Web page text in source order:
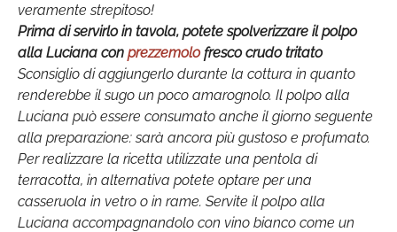
veramente strepitoso!
Prima di servirlo in tavola, potete spolverizzare il polpo
alla Luciana con prezzemolofresco crudo tritato
Sconsiglio di aggiungerlo durante la cottura in quanto
renderebbe il sugo un poco amarognolo. Il polpo alla
Luciana può essere consumato anche il giorno seguente
alla preparazione: sarà ancora più gustoso e profumato.
Per realizzare la ricetta utilizzate una pentola di
terracotta, in alternativa potete optare per una
casseruola in vetro o in rame. Servite il polpo alla
Luciana accompagnandolo con vino bianco come un